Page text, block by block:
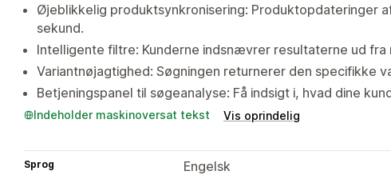
Øjeblikkelig produktsynkronisering: Produktopdateringer
sekund.
Intelligente filtre: Kunderne indsnævrer resultaterne ud fra
Variantnøjagtighed: Søgningen returnerer den specifikke
Betjeningspanel til søgeanalyse: Få indsigt i, hvad dine
Indeholder maskinoversat tekst Vis oprindelig
Sprog
Engelsk